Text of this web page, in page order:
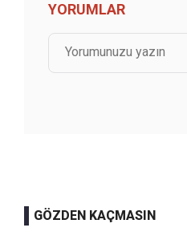
YORUMLAR
GÖZDEN KAÇMASIN